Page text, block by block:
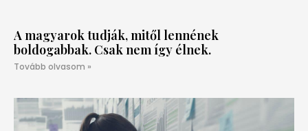
A magyarok tudják, mitől lennének
boldogabbak. Csak nem így élnek.
Tovább olvasom »